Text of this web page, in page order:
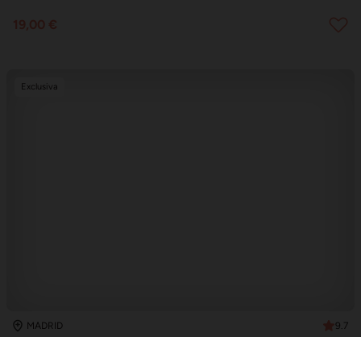
19,00 €
Exclusiva
MADRID 9.7